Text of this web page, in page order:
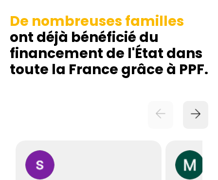
De nombreuses familles
ont déjà bénéficié du
financement de l'État dans
toute la France grâce à PPF.